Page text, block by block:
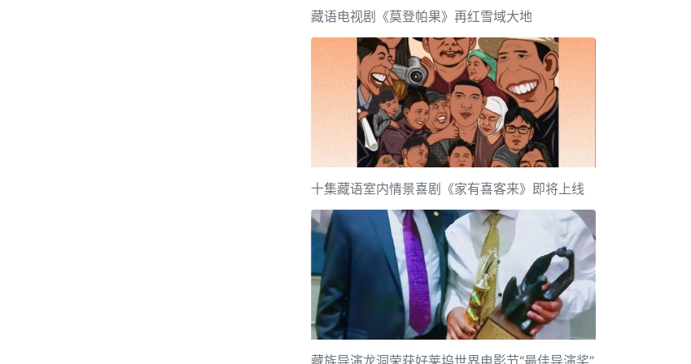
藏语电视剧《莫登帕果》再红雪域大地
十集藏语室内情景喜剧《家有喜客来》即将上线
藏族导演龙洞荣获好莱坞世界电影节“最佳导演奖”